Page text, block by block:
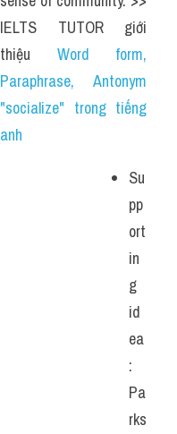
IELTS TUTOR giới
thiệu Word form,
Paraphrase, Antonym
"socialize" trong tiếng
anh
Su
pp
ort
in
g
id
ea
:
Pa
rks